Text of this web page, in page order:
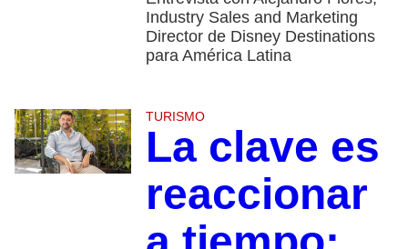
Industry Sales and Marketing
Director de Disney Destinations
para América Latina
TURISMO
La clave es
reaccionar